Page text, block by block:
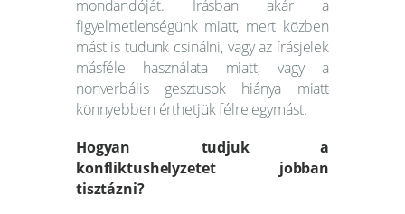
mondandóját. Írásban akár a
figyelmetlenségünk miatt, mert közben
mást is tudunk csinálni, vagy az írásjelek
másféle használata miatt, vagy a
nonverbális gesztusok hiánya miatt
könnyebben érthetjük félre egymást.
Hogyan tudjuk a
konfliktushelyzetet jobban
tisztázni?